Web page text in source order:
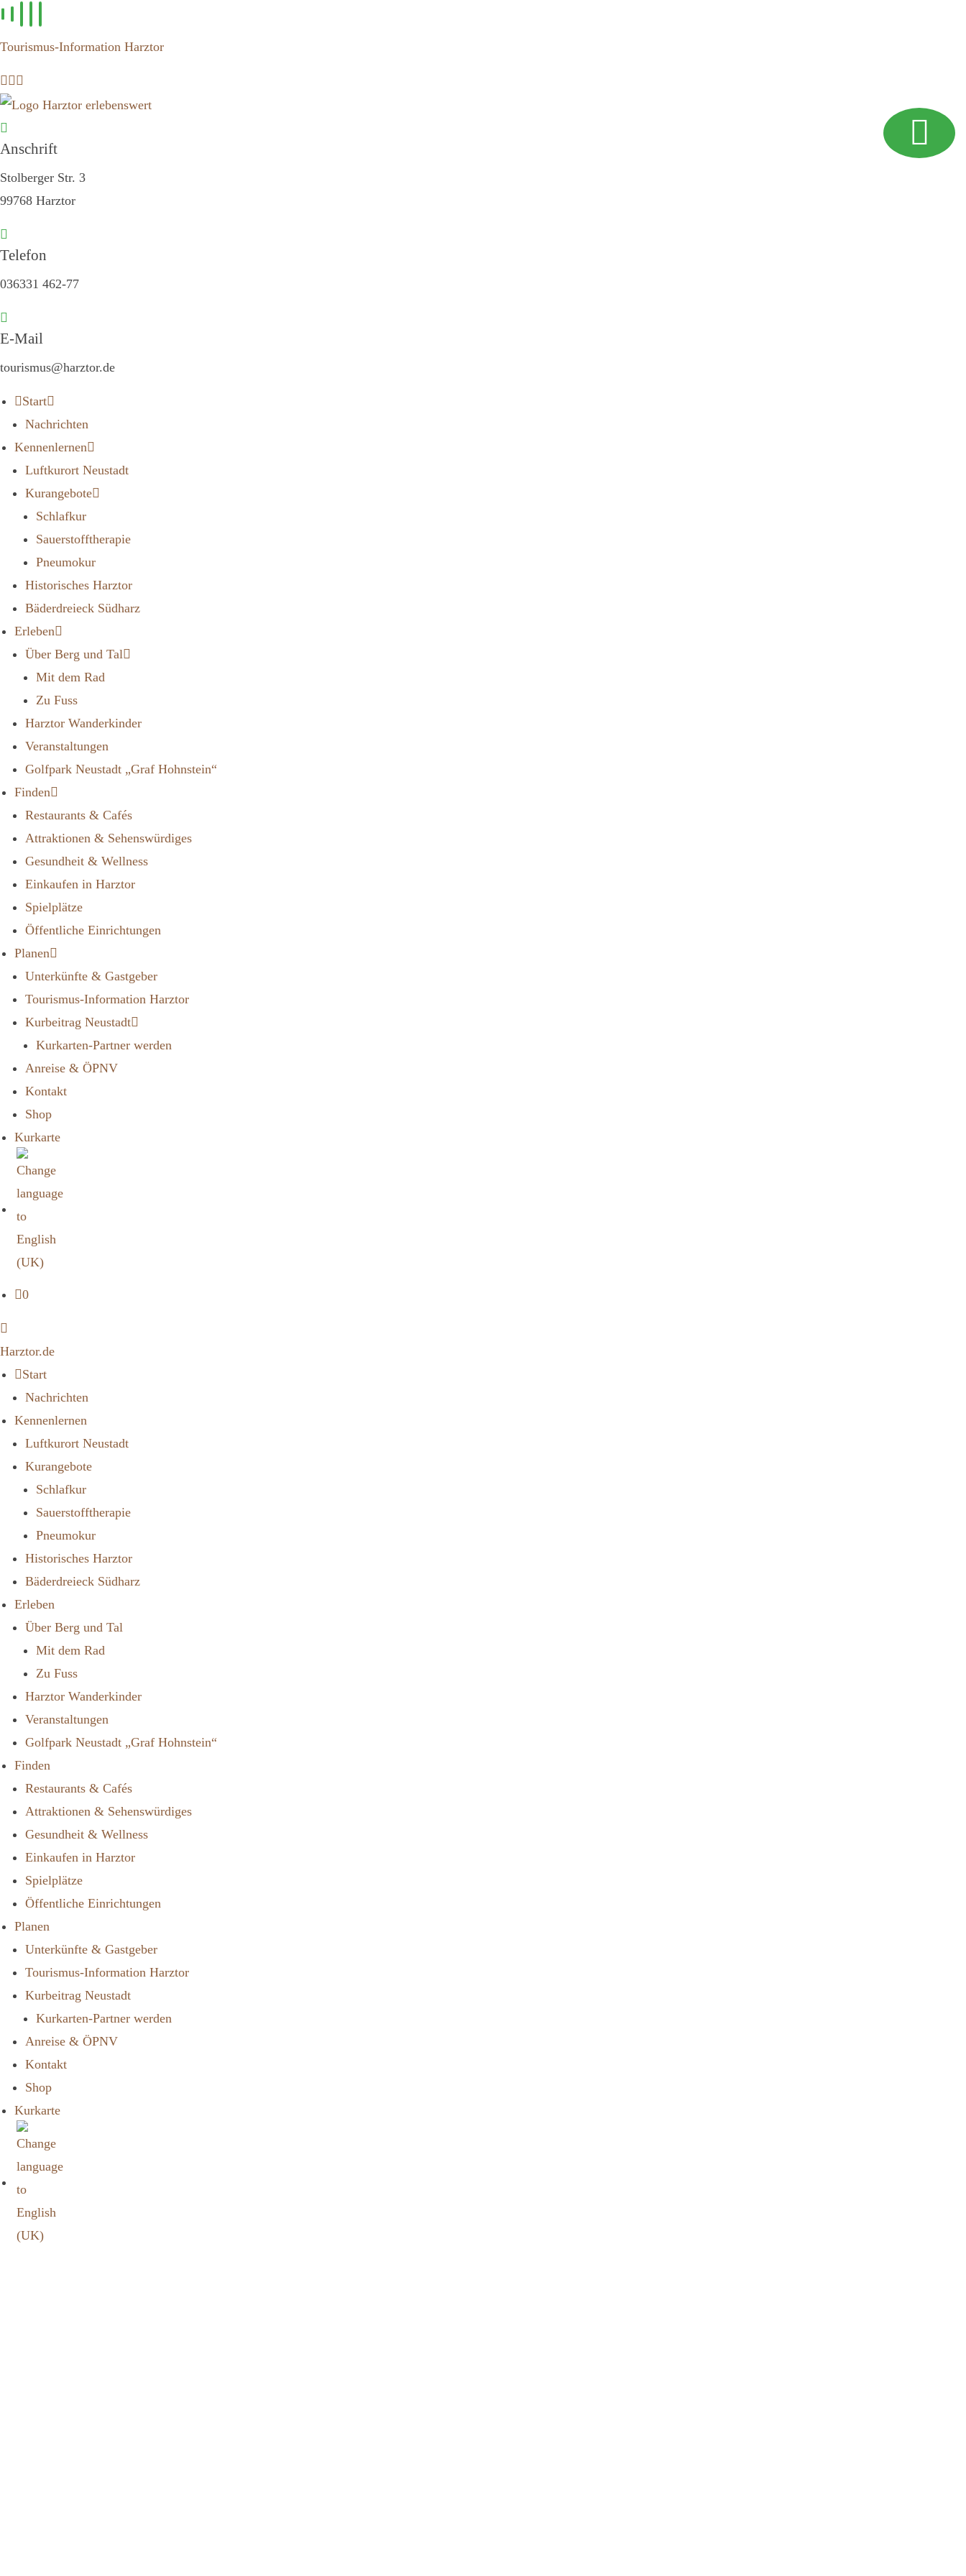
Zum
Tourismus-Information Harztor
Anschrift
Stolberger Str. 3
99768 Harztor
Telefon
036331 462-77
E-Mail
tourismus@harztor.de
Start
Nachrichten
Kennenlernen
Luftkurort Neustadt
Kurangebote
Schlafkur
Sauerstofftherapie
Pneumokur
Historisches Harztor
Bäderdreieck Südharz
Erleben
Über Berg und Tal
Mit dem Rad
Zu Fuss
Harztor Wanderkinder
Veranstaltungen
Golfpark Neustadt „Graf Hohnstein“
Finden
Restaurants & Cafés
Attraktionen & Sehenswürdiges
Gesundheit & Wellness
Einkaufen in Harztor
Spielplätze
Öffentliche Einrichtungen
Planen
Unterkünfte & Gastgeber
Tourismus-Information Harztor
Kurbeitrag Neustadt
Kurkarten-Partner werden
Anreise & ÖPNV
Kontakt
Shop
Kurkarte
0
Harztor.de
Start
Nachrichten
Kennenlernen
Luftkurort Neustadt
Kurangebote
Schlafkur
Sauerstofftherapie
Pneumokur
Historisches Harztor
Bäderdreieck Südharz
Erleben
Über Berg und Tal
Mit dem Rad
Zu Fuss
Harztor Wanderkinder
Veranstaltungen
Golfpark Neustadt „Graf Hohnstein“
Finden
Restaurants & Cafés
Attraktionen & Sehenswürdiges
Gesundheit & Wellness
Einkaufen in Harztor
Spielplätze
Öffentliche Einrichtungen
Planen
Unterkünfte & Gastgeber
Tourismus-Information Harztor
Kurbeitrag Neustadt
Kurkarten-Partner werden
Anreise & ÖPNV
Kontakt
Shop
Kurkarte